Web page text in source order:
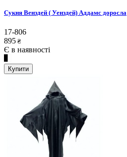
Сукня Венздей ( Уенздей) Аддамс доросла
17-806
895 ₴
Є в наявності
Купити